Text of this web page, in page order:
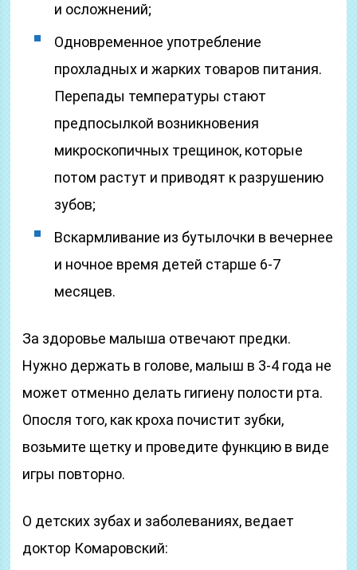
и осложнений;
Одновременное употребление
прохладных и жарких товаров питания.
Перепады температуры стают
предпосылкой возникновения
микроскопичных трещинок, которые
потом растут и приводят к разрушению
зубов;
Вскармливание из бутылочки в вечернее
и ночное время детей старше 6-7
месяцев.
За здоровье малыша отвечают предки.
Нужно держать в голове, малыш в 3-4 года не
может отменно делать гигиену полости рта.
Опосля того, как кроха почистит зубки,
возьмите щетку и проведите функцию в виде
игры повторно.
О детских зубах и заболеваниях, ведает
доктор Комаровский: